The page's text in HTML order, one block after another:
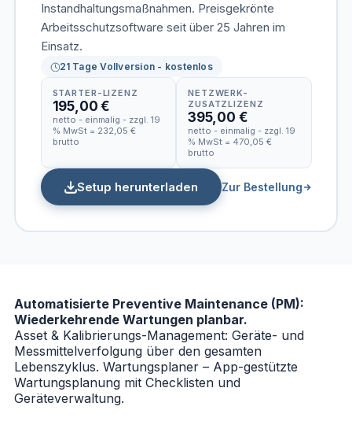
Instandhaltungsmaßnahmen. Preisgekrönte
Arbeitsschutzsoftware seit über 25 Jahren im
Einsatz.
21 Tage Vollversion - kostenlos
STARTER-LIZENZ
195,00 €
netto - einmalig - zzgl. 19
% MwSt = 232,05 €
brutto
NETZWERK-
ZUSATZLIZENZ
395,00 €
netto - einmalig - zzgl. 19
% MwSt = 470,05 €
brutto
Setup herunterladen Zur Bestellung
Automatisierte Preventive Maintenance (PM):
Wiederkehrende Wartungen planbar.
Asset & Kalibrierungs-Management: Geräte- und
Messmittelverfolgung über den gesamten
Lebenszyklus. Wartungsplaner – App-gestützte
Wartungsplanung mit Checklisten und
Geräteverwaltung.